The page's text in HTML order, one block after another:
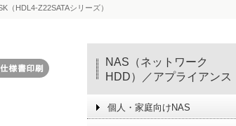
（HDL4-Z22SATAシリーズ）
NAS（ネットワーク
HDD）／アプライアンス
個人・家庭向けNAS